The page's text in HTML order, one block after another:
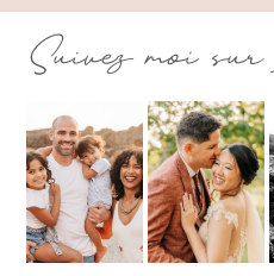
Suivez moi